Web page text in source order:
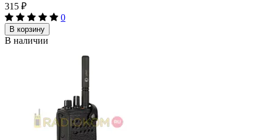
315 ₽
0
В корзину
В наличии